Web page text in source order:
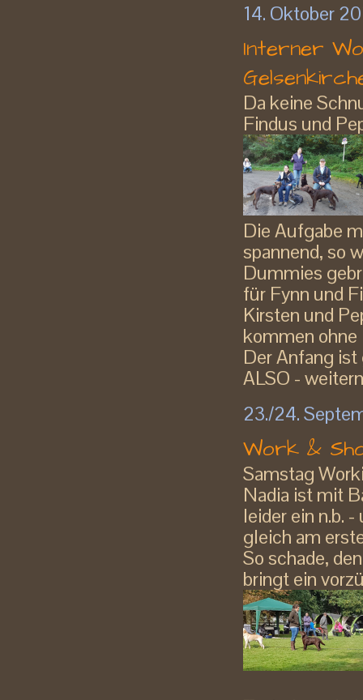
14. Oktober
Interner
Da keine
Findus und
Die Aufgabe
spannend, so
Dummies
für Fynn und
Kirsten und
kommen
Der Anfang
ALSO -
23./24.
Work &
Samstag
Nadia ist mit
leider ein n.b.
gleich am
So schade,
bringt ein